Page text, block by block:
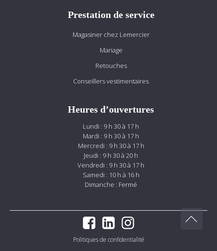
Prestation de service
Magasiner chez Lemercier
Mariage
Retouches
Conseillers vestimentaires
Heures d’ouvertures
Lundi : 9 h 30 à 17 h
Mardi : 9 h 30 à 17 h
Mercredi : 9 h 30 à 17 h
Jeudi : 9 h 30 à 20 h
Vendredi : 9 h 30 à 17 h
Samedi : 10 h à 16 h
Dimanche : Fermé
Politiques de confidentialité